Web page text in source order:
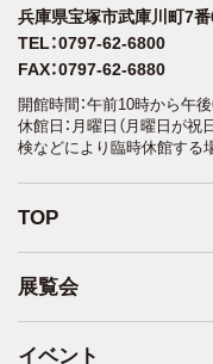
TOP
展覧会
イベント
兵庫県宝塚市武庫川町7
TEL：0797-62-6800
FAX：0797-62-6880
開館時間：午前10時から午
休館日：月曜日（月曜日が祝
検などにより臨時休館する